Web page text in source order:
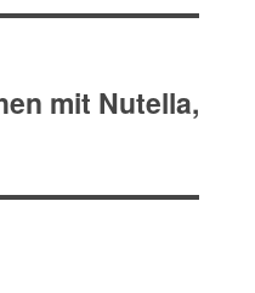
mit Nutella,